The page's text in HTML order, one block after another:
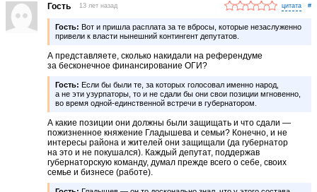
Гость 13 лет назад #
Гость: Вот и пришла расплата за те вбросы, которые незаслуженно
привели к власти нынешний контингент депутатов.
А представляете, сколько накидали на референдуме
за бесконечное финансирование ОГИ?
Гость: Если бы были те, за которых голосовал именно народ,
а не эти узурпаторы, то и не сдали бы они свои позиции мгновенно,
во время одной-единственной встречи в губернатором.
А какие позиции они должны были защищать и что сдали —
пожизненное княжение Гладышева и семьи? Конечно, и не
интересы района и жителей они защищали (да губернатор
на это и не покушался). Каждый депутат, поддержав
губернаторскую команду, думал прежде всего о себе, своих
семье и бизнесе (работе).